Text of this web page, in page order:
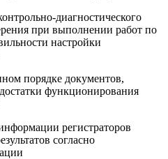
диагностического
при выполнении работ по
настройки
порядке документов,
функционирования
регистраторов
согласно